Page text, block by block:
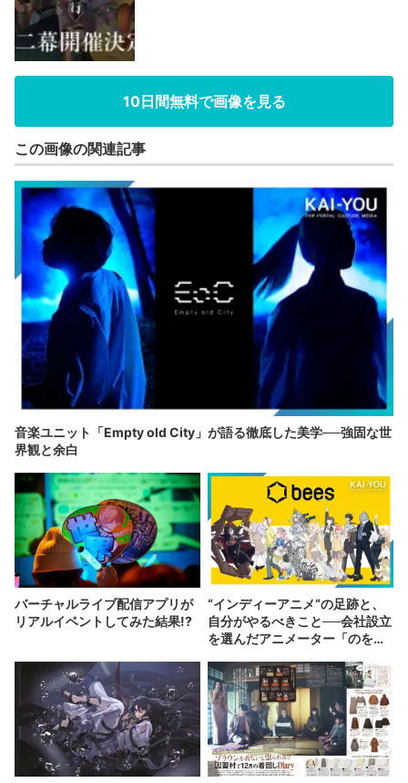
10日間無料で画像を見る
この画像の関連記事
音楽ユニット「Empty old City」が語る徹底した美学──強固な世
界観と余白
バーチャルライブ配信アプリが
リアルイベントしてみた結果!?
“インディーアニメ“の足跡と、
自分がやるべきこと──会社設立
を選んだアニメーター「のを